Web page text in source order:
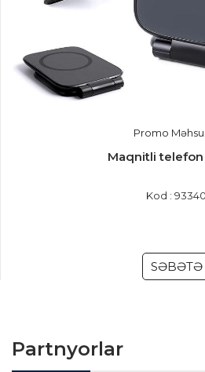
Promo
Maqnitli
Kod : 93340
SƏBƏTƏ
Partnyorlar